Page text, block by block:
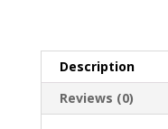
Description
Reviews (0)